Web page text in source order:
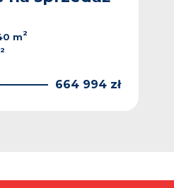
m2
2
664 994 zł